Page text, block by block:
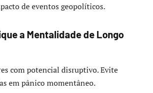
de eventos geopolíticos.
a Mentalidade de Longo
com potencial disruptivo. Evite
em pânico momentâneo.